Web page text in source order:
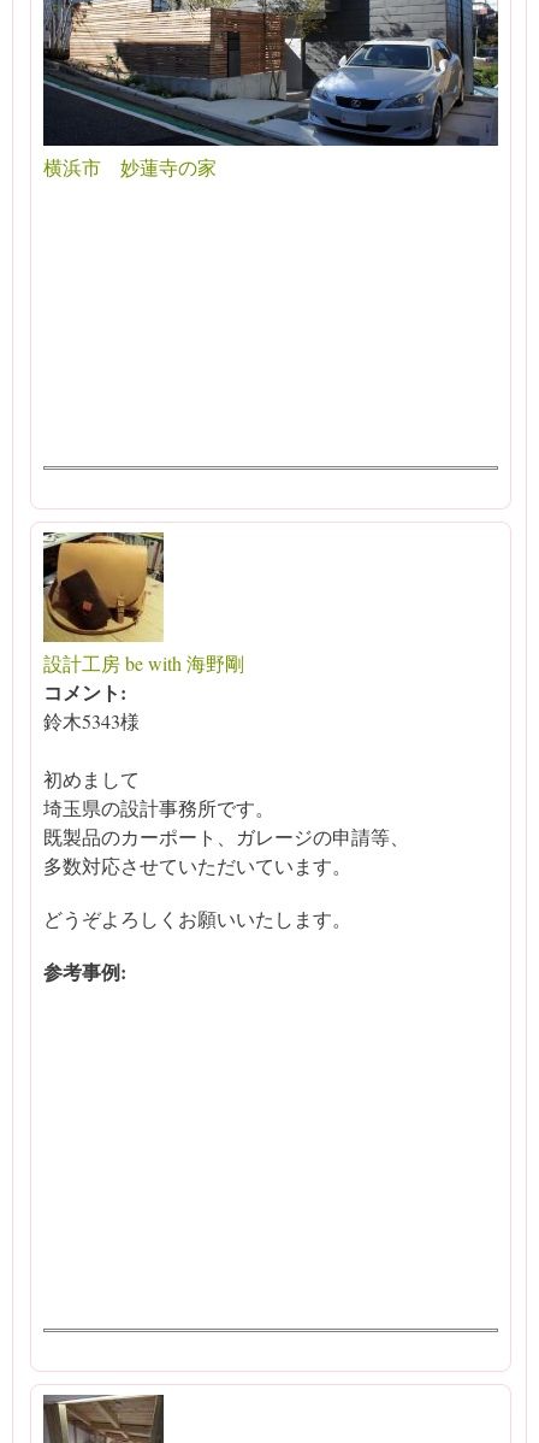
横浜市 妙蓮寺の家
設計工房 be with 海野剛
コメント:
鈴木5343様
初めまして
埼玉県の設計事務所です。
既製品のカーポート、ガレージの申請等、
多数対応させていただいています。
どうぞよろしくお願いいたします。
参考事例: